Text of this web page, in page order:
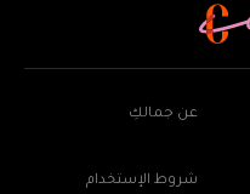
عن جمالكِ
شروط الإستخدام